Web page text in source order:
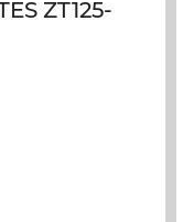
ZT125-